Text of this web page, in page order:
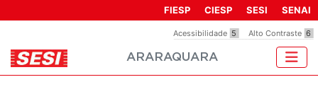
inclui
um
Acessibilidade 5 Alto Contraste 6
FIESP CIESP SESI SENAI
ARARAQUARA